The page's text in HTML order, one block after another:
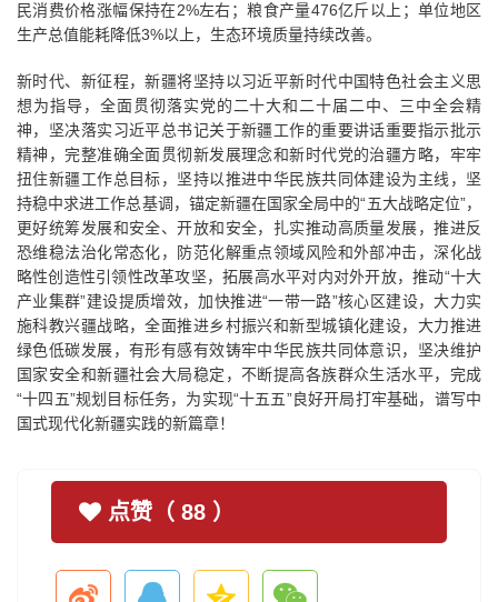
民消费价格涨幅保持在2%左右；粮食产量476亿斤以上；单位地区
生产总值能耗降低3%以上，生态环境质量持续改善。
新时代、新征程，新疆将坚持以习近平新时代中国特色社会主义思
想为指导，全面贯彻落实党的二十大和二十届二中、三中全会精
神，坚决落实习近平总书记关于新疆工作的重要讲话重要指示批示
精神，完整准确全面贯彻新发展理念和新时代党的治疆方略，牢牢
扭住新疆工作总目标，坚持以推进中华民族共同体建设为主线，坚
持稳中求进工作总基调，锚定新疆在国家全局中的“五大战略定位”，
更好统筹发展和安全、开放和安全，扎实推动高质量发展，推进反
恐维稳法治化常态化，防范化解重点领域风险和外部冲击，深化战
略性创造性引领性改革攻坚，拓展高水平对内对外开放，推动“十大
产业集群”建设提质增效，加快推进“一带一路”核心区建设，大力实
施科教兴疆战略，全面推进乡村振兴和新型城镇化建设，大力推进
绿色低碳发展，有形有感有效铸牢中华民族共同体意识，坚决维护
国家安全和新疆社会大局稳定，不断提高各族群众生活水平，完成
“十四五”规划目标任务，为实现“十五五”良好开局打牢基础，谱写中
国式现代化新疆实践的新篇章！
点赞（ 88 ）